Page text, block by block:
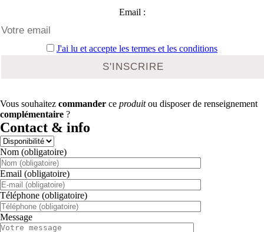
Email :
J'ai lu et accepte les termes et les conditions
Vous souhaitez commander ce produitou disposer de renseignement
complémentaire ?
Contact & info
Nom (obligatoire)
Email (obligatoire)
Téléphone (obligatoire)
Message